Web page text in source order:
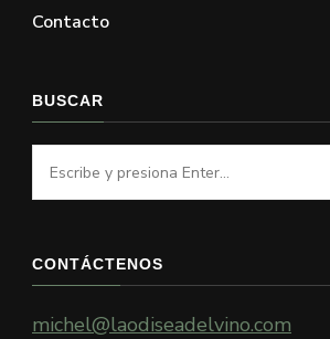
Contacto
BUSCAR
¿Buscas
algo?
CONTÁCTENOS
michel@laodiseadelvino.com